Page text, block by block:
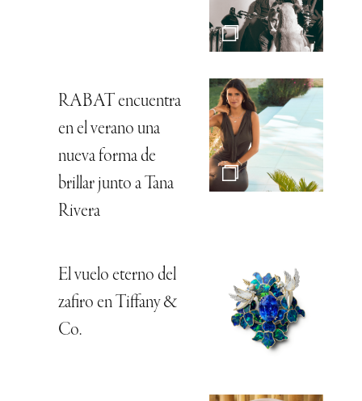
RABAT encuentra
en el verano una
nueva forma de
brillar junto a Tana
Rivera
El vuelo eterno del
zafiro en Tiffany &
Co.